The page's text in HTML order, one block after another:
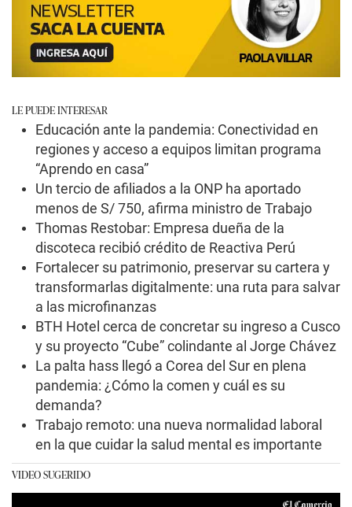
LE PUEDE INTERESAR
Educación ante la pandemia: Conectividad en
regiones y acceso a equipos limitan programa
“Aprendo en casa”
Un tercio de afiliados a la ONP ha aportado
menos de S/ 750, afirma ministro de Trabajo
Thomas Restobar: Empresa dueña de la
discoteca recibió crédito de Reactiva Perú
Fortalecer su patrimonio, preservar su cartera y
transformarlas digitalmente: una ruta para salvar
a las microfinanzas
BTH Hotel cerca de concretar su ingreso a Cusco
y su proyecto “Cube” colindante al Jorge Chávez
La palta hass llegó a Corea del Sur en plena
pandemia: ¿Cómo la comen y cuál es su
demanda?
Trabajo remoto: una nueva normalidad laboral
en la que cuidar la salud mental es importante
VIDEO SUGERIDO